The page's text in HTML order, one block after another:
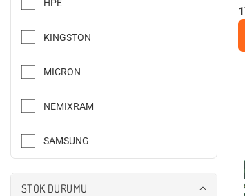
e
ie
r
l
a
ı
HPE
KINGSTON
MICRON
NEMIXRAM
SAMSUNG
STOK DURUMU